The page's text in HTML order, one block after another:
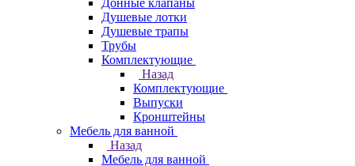
Донные клапаны
Душевые лотки
Душевые трапы
Трубы
Комплектующие
Назад
Комплектующие
Выпуски
Кронштейны
Мебель для ванной
Назад
Мебель для ванной